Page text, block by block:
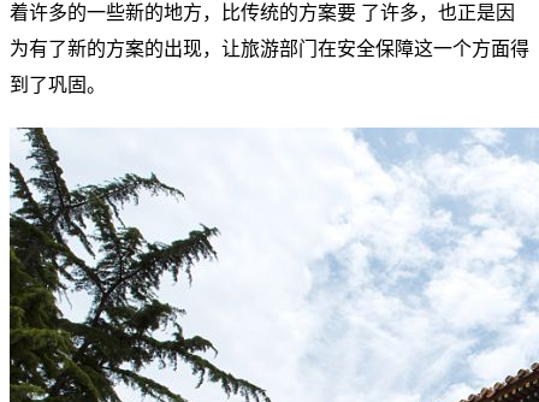
着许多的一些新的地方，比传统的方案要 了许多，也正是因
为有了新的方案的出现，让旅游部门在安全保障这一个方面得
到了巩固。